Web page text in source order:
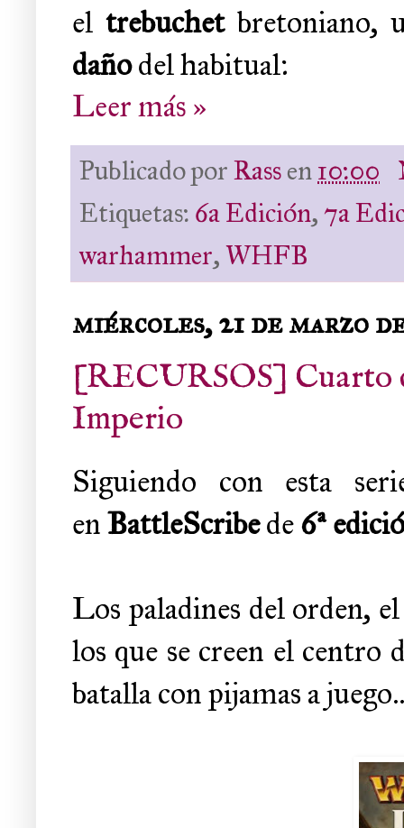
eltrebuchetbretoniano,
dañodel habitual:
Leer más »
Publicado porRassen10:00
Etiquetas: 6a Edición, 7a
warhammer,WHFB
miércoles, 21 de marzo
[RECURSOS] Cuarto
Imperio
Siguiendo con esta
enBattleScribede6ª
Los paladines del orden,
los que se creen el
batalla con pijamas a